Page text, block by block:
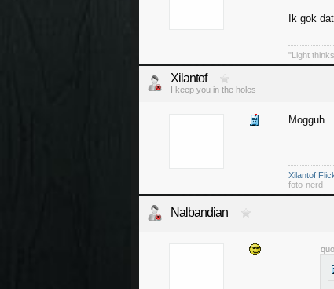
Ik gok
"Light
Xilantof
I keep you in the holes
Mogguh
Xilantof
foto-nerd
Nalbandian